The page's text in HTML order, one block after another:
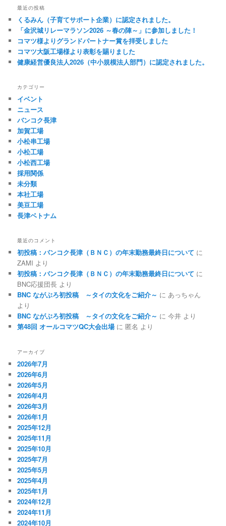
最近の投稿
くるみん（子育てサポート企業）に認定されました。
「金沢城リレーマラソン2026 ～春の陣～」に参加しました！
コマツ様よりグランドパートナー賞を拝受しました
コマツ大阪工場様より表彰を賜りました
健康経営優良法人2026（中小規模法人部門）に認定されました。
カテゴリー
イベント
ニュース
バンコク長津
加賀工場
小松串工場
小松工場
小松西工場
採用関係
未分類
本社工場
美豆工場
長津ベトナム
最近のコメント
初投稿：バンコク長津（ＢＮＣ）の年末勤務最終日について に
ZAMI より
初投稿：バンコク長津（ＢＮＣ）の年末勤務最終日について に
BNC応援団長 より
BNC ながぶろ初投稿 ～タイの文化をご紹介～ にあっちゃん
より
BNC ながぶろ初投稿 ～タイの文化をご紹介～ に今井 より
第48回 オールコマツQC大会出場に匿名 より
アーカイブ
2026年7月
2026年6月
2026年5月
2026年4月
2026年3月
2026年1月
2025年12月
2025年11月
2025年10月
2025年7月
2025年5月
2025年4月
2025年1月
2024年12月
2024年11月
2024年10月